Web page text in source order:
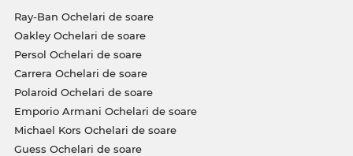
Ray-Ban Ochelari de soare
Oakley Ochelari de soare
Persol Ochelari de soare
Carrera Ochelari de soare
Polaroid Ochelari de soare
Emporio Armani Ochelari de soare
Michael Kors Ochelari de soare
Guess Ochelari de soare